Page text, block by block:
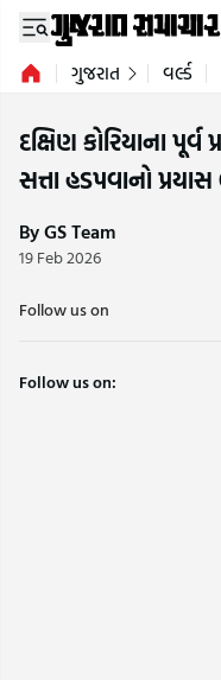
ગુજરાત વર્લ્ડ
દક્ષિણ કોરિયાના
સત્તા હડપવાનો
By GS Team
19 Feb 2026
Follow us on
Follow us on: